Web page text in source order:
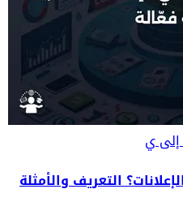
ي
التعريف والأمثلة